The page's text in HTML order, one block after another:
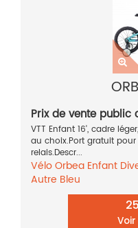
Prix de vente
VTT Enfant 16', cadre
au choix.Port gratuit
relais.Descr...
VéloOrbea Enfant
Autre Bleu